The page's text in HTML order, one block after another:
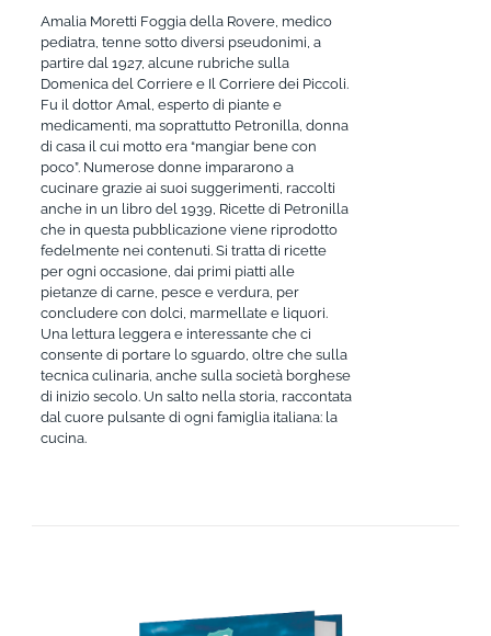
Amalia Moretti Foggia della Rovere, medico
pediatra, tenne sotto diversi pseudonimi, a
partire dal 1927, alcune rubriche sulla
Domenica del Corriere e Il Corriere dei Piccoli.
Fu il dottor Amal, esperto di piante e
medicamenti, ma soprattutto Petronilla, donna
di casa il cui motto era “mangiar bene con
poco”. Numerose donne impararono a
cucinare grazie ai suoi suggerimenti, raccolti
anche in un libro del 1939, Ricette di Petronilla
che in questa pubblicazione viene riprodotto
fedelmente nei contenuti. Si tratta di ricette
per ogni occasione, dai primi piatti alle
pietanze di carne, pesce e verdura, per
concludere con dolci, marmellate e liquori.
Una lettura leggera e interessante che ci
consente di portare lo sguardo, oltre che sulla
tecnica culinaria, anche sulla società borghese
di inizio secolo. Un salto nella storia, raccontata
dal cuore pulsante di ogni famiglia italiana: la
cucina.